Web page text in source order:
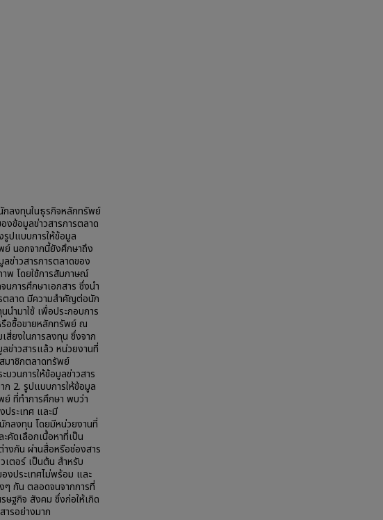
กลงทุนในธุรกิจหลักทรัพย์
งข้อมูลข่าวสารการตลาด
ปแบบการให้ข้อมูล
ย์ นอกจากนี้ยังศึกษาถึง
ข่าวสารการตลาดของ
พ โดยใช้การสัมภาษณ์
การศึกษาเอกสาร ซึ่งนำ
ตลาด มีความสำคัญต่อนัก
นำมาใช้ เพื่อประกอบการ
อซื้อขายหลักทรัพย์ ณ
สี่ยงในการลงทุน ซึ่งจาก
ข่าวสารแล้ว หน่วยงานที่
มาชิกตลาดทรัพย์
วนการให้ข้อมูลข่าวสาร
2. รูปแบบการให้ข้อมูล
ที่ทำการศึกษา พบว่า
ประเทศ และมี
กลงทุน โดยมีหน่วยงานที่
คัดเลือกเนื้อหาที่เป็น
งกัน ผ่านสื่อหรือช่องสาร
ตอร์ เป็นต้น สำหรับ
งประเทศไม่พร้อม และ
กัน ตลอดจนจากการที่
ษฐกิจ สังคม ซึ่งก่อให้เกิด
ารอย่างมาก